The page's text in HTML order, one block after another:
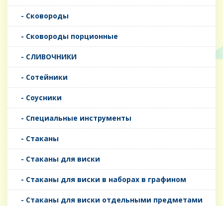
- Сковороды
- Сковороды порционные
- СЛИВОЧНИКИ
- Сотейники
- Соусники
- Специальные инструменты
- Стаканы
- Стаканы для виски
- Стаканы для виски в наборах в графином
- Стаканы для виски отдельными предметами